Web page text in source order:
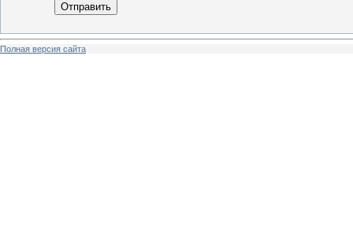
Отправить
Полная версия сайта